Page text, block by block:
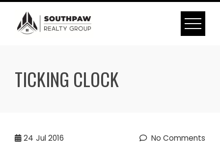
Skip
content
TICKING CLOCK
24 Jul 2016 No Comments